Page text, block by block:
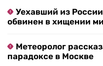
Уехавший из
обвинен в хищении
Метеоролог
парадоксе в Москве